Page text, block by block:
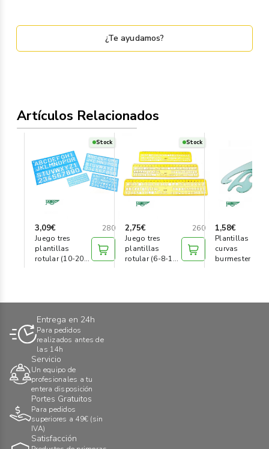
¿Te ayudamos?
Artículos Relacionados
Stock
3,09€
280
Juego tres
plantillas
rotular (10-20-
Stock
2,75€
260
Juego tres
plantillas
rotular (6-8-10
1,58€
Plantillas
curvas
burmester
Entrega en 24h
Para pedidos
realizados antes de
las 14h
Servicio
Un equipo de
profesionales a tu
entera disposición
Portes Gratuitos
Para pedidos
superiores a 49€ (sin
IVA)
Satisfacción